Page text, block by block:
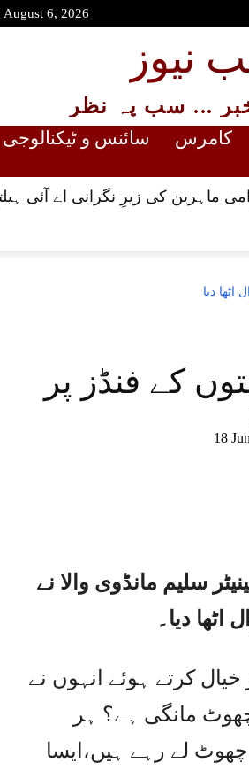
August 6, 2026
نیوز
... سب پہ نظر
کامرس سائنس و ٹیکنالوجی
ماہرین کی زیرِ نگرانی اے آئی
دیا
کے فنڈز پر
18
سلیم مانڈوی والا نے
دیا۔
کرتے ہوئے انہوں نے
مانگی ہے؟ ہر
لے رہے ہیں،ایسا